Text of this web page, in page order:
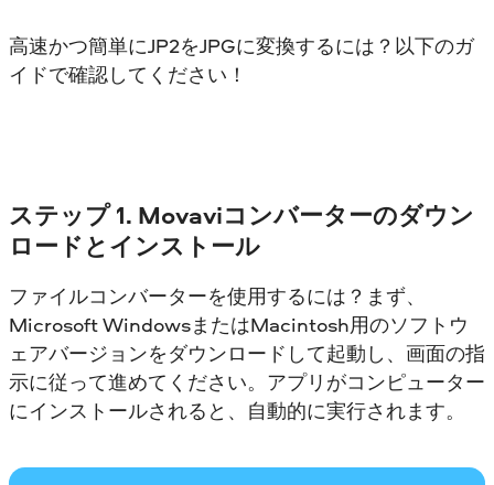
高速かつ簡単にJP2をJPGに変換するには？以下のガ
イドで確認してください！
ステップ 1. Movaviコンバーターのダウン
ロードとインストール
ファイルコンバーターを使用するには？まず、
Microsoft WindowsまたはMacintosh用のソフトウ
ェアバージョンをダウンロードして起動し、画面の指
示に従って進めてください。アプリがコンピューター
にインストールされると、自動的に実行されます。